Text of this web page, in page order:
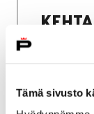
Tämä sivusto